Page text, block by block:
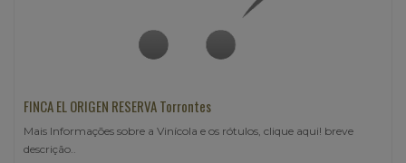
FINCA EL ORIGEN RESERVA Torrontes
Mais Informações sobre a Vinícola e os rótulos, clique aqui! breve
descrição..